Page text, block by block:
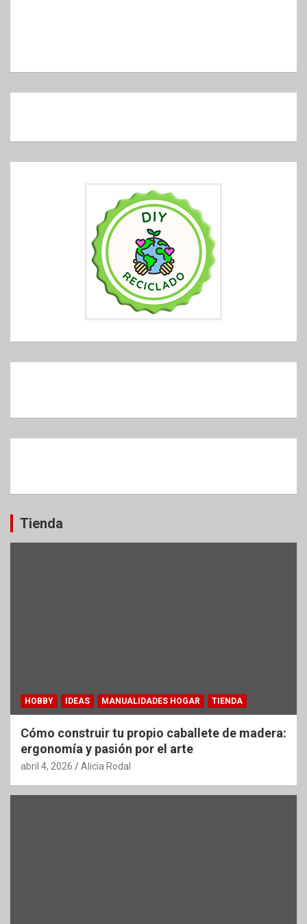
Tienda
HOBBY IDEAS MANUALIDADES HOGAR TIENDA
Cómo construir tu propio caballete de madera:
ergonomía y pasión por el arte
abril 4, 2026 Alicia Rodal